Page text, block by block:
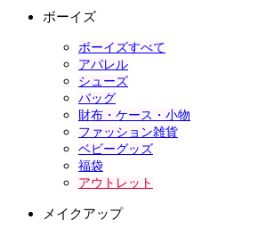
ボーイズ
ボーイズすべて
アパレル
シューズ
バッグ
財布・ケース・小物
ファッション雑貨
ベビーグッズ
福袋
アウトレット
メイクアップ